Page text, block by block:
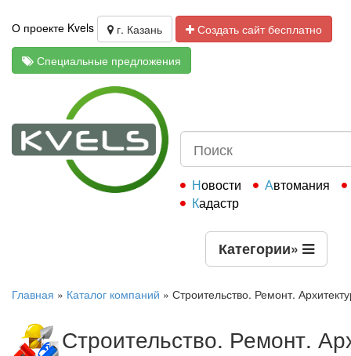
О проекте Kvels г. Казань
Создать сайт бесплатно
Специальные предложения
Новости
Автомания
Кадастр
Категории»
Главная » Каталог компаний » Строительство. Ремонт.
Строительство. Ремонт.